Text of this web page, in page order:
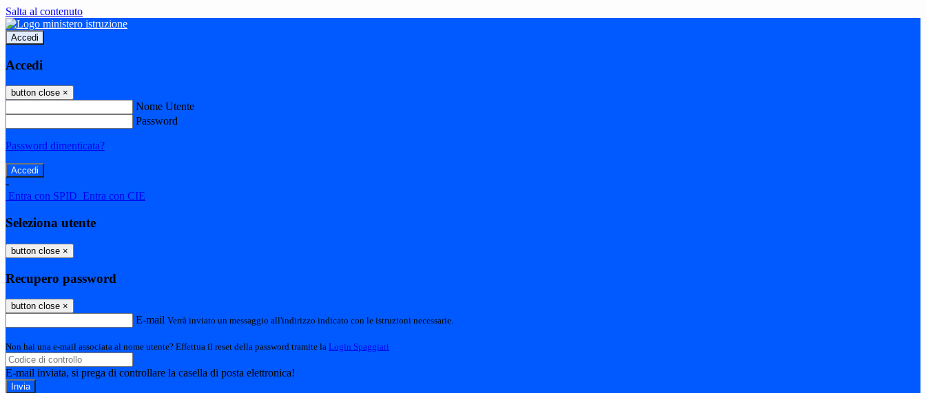
Salta al contenuto
Accedi
Accedi
button close ×
Nome Utente
Password
Password dimenticata?
-
Entra con SPID Entra con CIE
Seleziona utente
button close ×
Recupero password
button close ×
E-mail Verrà inviato un messaggio all'indirizzo indicato con le istruzioni necessarie.
Non hai una e-mail associata al nome utente? Effettua il reset della password tramite la Login Spaggiari
E-mail inviata, si prega di controllare la casella di posta elettronica!